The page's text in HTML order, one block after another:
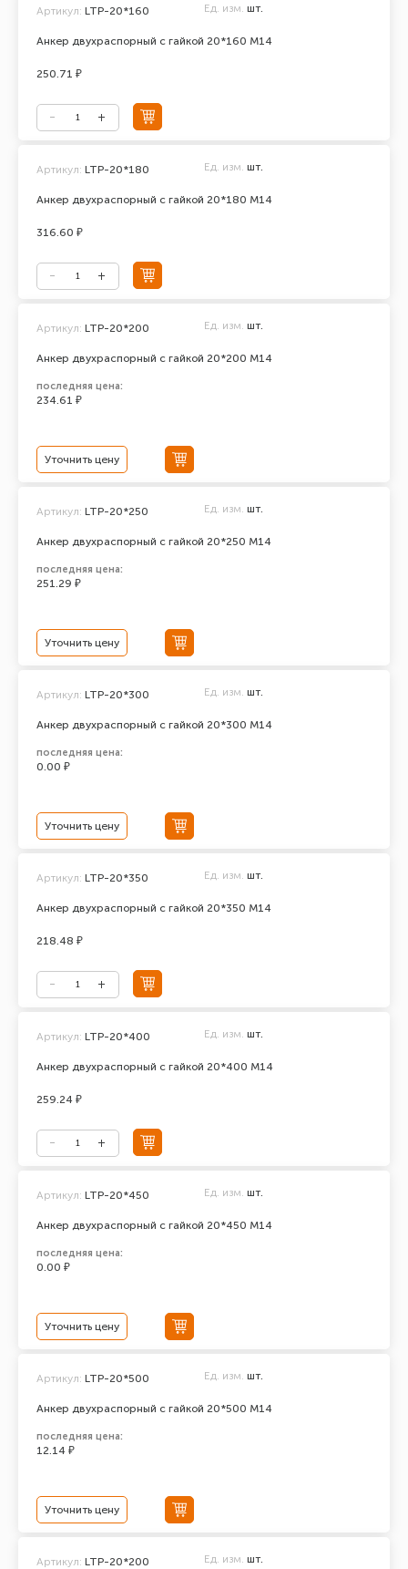
Анкер двухраспорный с гайкой 20*160 М14
Артикул: LTP-20*160 Ед. изм. шт.
250.71 ₽
Анкер двухраспорный с гайкой 20*180 М14
Артикул: LTP-20*180 Ед. изм. шт.
316.60 ₽
Анкер двухраспорный с гайкой 20*200 М14
Артикул: LTP-20*200 Ед. изм. шт.
последняя цена:
234.61 ₽
Уточнить цену
Анкер двухраспорный с гайкой 20*250 М14
Артикул: LTP-20*250 Ед. изм. шт.
последняя цена:
251.29 ₽
Уточнить цену
Анкер двухраспорный с гайкой 20*300 М14
Артикул: LTP-20*300 Ед. изм. шт.
последняя цена:
0.00 ₽
Уточнить цену
Анкер двухраспорный с гайкой 20*350 М14
Артикул: LTP-20*350 Ед. изм. шт.
218.48 ₽
Анкер двухраспорный с гайкой 20*400 М14
Артикул: LTP-20*400 Ед. изм. шт.
259.24 ₽
Анкер двухраспорный с гайкой 20*450 М14
Артикул: LTP-20*450 Ед. изм. шт.
последняя цена:
0.00 ₽
Уточнить цену
Анкер двухраспорный с гайкой 20*500 М14
Артикул: LTP-20*500 Ед. изм. шт.
последняя цена:
12.14 ₽
Уточнить цену
Артикул: LTP-20*200 Ед. изм. шт.